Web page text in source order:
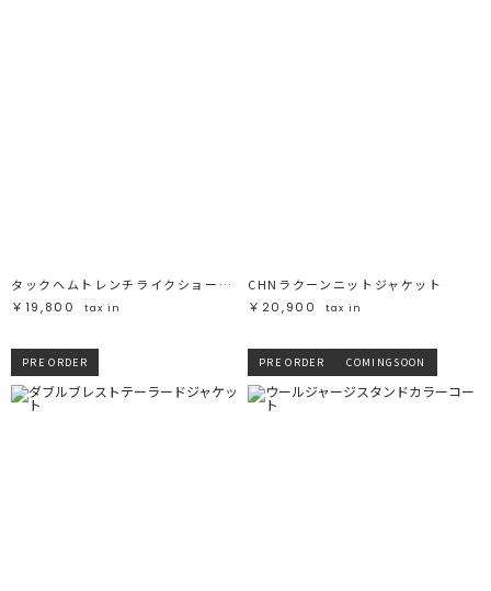
タックヘムトレンチライクショートブルゾン
￥19,800
tax in
CHNラクーンニットジャケット
￥20,900
tax in
PRE ORDER PRE ORDER COMINGSOON